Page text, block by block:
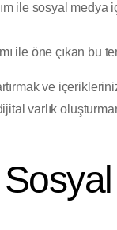
ile sosyal medya
ile öne çıkan bu
ve
varlık